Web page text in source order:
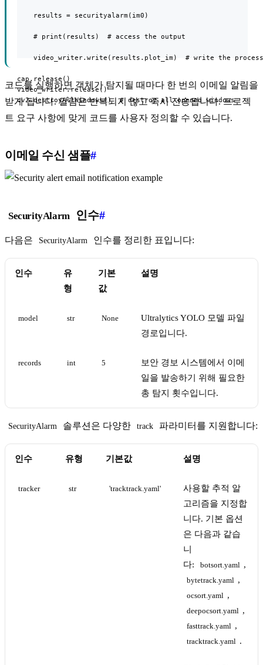
    results = securityalarm(im0)
    # print(results)  # access the output
video_writer.write(results.plot_im)  # write the
cap.release()
video_writer.release()
cv2.destroyAllWindows()  # destroy all opened windows
코드를 실행하면 객체가 탐지될 때마다 한 번의 이메일 알림을
받게 됩니다. 알림은 반복되지 않고 즉시 전송됩니다. 프로젝
트 요구 사항에 맞게 코드를 사용자 정의할 수 있습니다.
이메일 수신 샘플#
SecurityAlarm 인수#
다음은 SecurityAlarm 인수를 정리한 표입니다:
인수
유
형
기본
값
설명
model str None
Ultralytics YOLO 모델 파일
경로입니다.
records int 5
보안 경보 시스템에서 이메
일을 발송하기 위해 필요한
총 탐지 횟수입니다.
SecurityAlarm 솔루션은 다양한 track 파라미터를 지원합니다:
인수 유형 기본값 설명
tracker str 'tracktrack.yaml'
사용할 추적 알
고리즘을 지정합
니다. 기본 옵션
은 다음과 같습
니
다:
botsort.yaml ,
bytetrack.yaml ,
ocsort.yaml ,
deepocsort.yaml ,
fasttrack.yaml ,
tracktrack.yaml .